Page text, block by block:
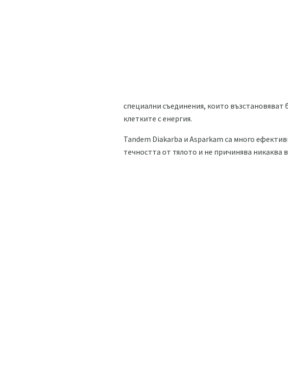
специални съединения, които възстановяват
клетките с енергия.
Tandem Diakarba и Asparkam са много
течността от тялото и не причинява никаква